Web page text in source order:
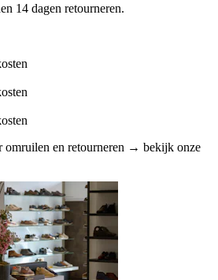
14 dagen retourneren.
omruilen en retourneren → bekijk onze